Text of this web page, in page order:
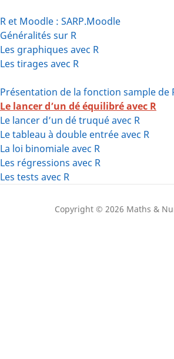
R et Moodle : SARP.Moodle
Généralités sur R
Les graphiques avec R
Les tirages avec R
Présentation de la fonction sample de
Le lancer d’un dé équilibré avec R
Le lancer d’un dé truqué avec R
Le tableau à double entrée avec R
La loi binomiale avec R
Les régressions avec R
Les tests avec R
Copyright © 2026 Maths &